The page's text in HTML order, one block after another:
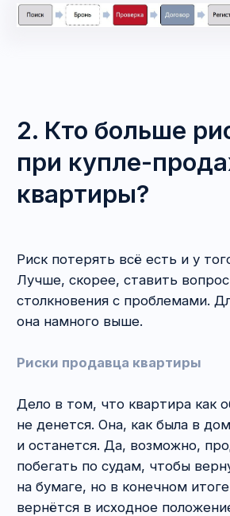
об истребовании имущества приходит
естественно, поддержит. С квартиры
придётся съехать. Единственный вариант —
требовать назад свои деньги с того, кто
их взял. Договор купли-продажи квартиры
получил, а основная сумма ушла
организаторам. Покупатель даже суд
выиграет, но исполнить решение не сможет.
3. На что обращать
квартиры?
очередь вас должны интересовать не вид
из окна или ткань штор на окнах. Куда важней
юридические аспекты. Ведь какой толк даже